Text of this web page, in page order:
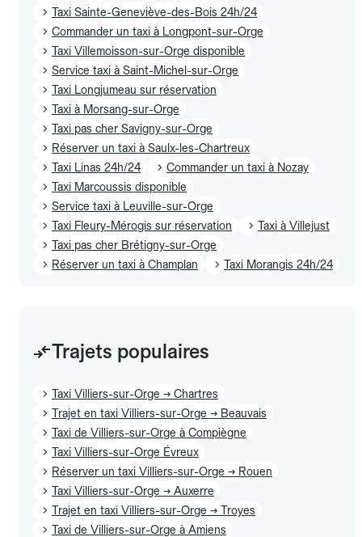
Taxi Sainte-Geneviève-des-Bois 24h/24
Commander un taxi à Longpont-sur-Orge
Taxi Villemoisson-sur-Orge disponible
Service taxi à Saint-Michel-sur-Orge
Taxi Longjumeau sur réservation
Taxi à Morsang-sur-Orge
Taxi pas cher Savigny-sur-Orge
Réserver un taxi à Saulx-les-Chartreux
Taxi Linas 24h/24
Commander un taxi à Nozay
Taxi Marcoussis disponible
Service taxi à Leuville-sur-Orge
Taxi Fleury-Mérogis sur réservation
Taxi à Villejust
Taxi pas cher Brétigny-sur-Orge
Réserver un taxi à Champlan
Taxi Morangis 24h/24
Trajets populaires
Taxi Villiers-sur-Orge → Chartres
Trajet en taxi Villiers-sur-Orge → Beauvais
Taxi de Villiers-sur-Orge à Compiègne
Taxi Villiers-sur-Orge Évreux
Réserver un taxi Villiers-sur-Orge → Rouen
Taxi Villiers-sur-Orge → Auxerre
Trajet en taxi Villiers-sur-Orge → Troyes
Taxi de Villiers-sur-Orge à Amiens